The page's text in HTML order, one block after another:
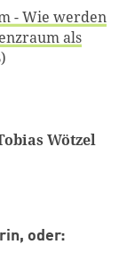
- Wie werden
als
Wötzel
oder: